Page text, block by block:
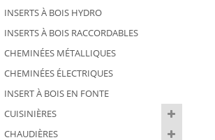
Ajouter au panier
INSERTS À BOIS HYDRO
INSERTS À BOIS RACCORDABLES
CHEMINÉES MÉTALLIQUES
CHEMINÉES ÉLECTRIQUES
INSERT À BOIS EN FONTE
CUISINIÈRES
CHAUDIÈRES